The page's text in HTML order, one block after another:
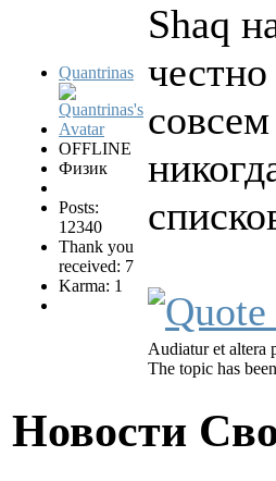
Quantrinas
OFFLINE
Физик
Posts:
12340
Thank you
received: 7
Karma: 1
Shaq
Audiatur et altera
The topic has
Новости